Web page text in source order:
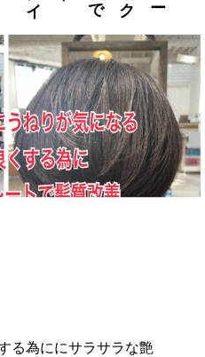
る為ににサラサラな艶